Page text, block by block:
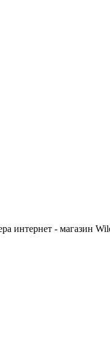
интернет - магазин